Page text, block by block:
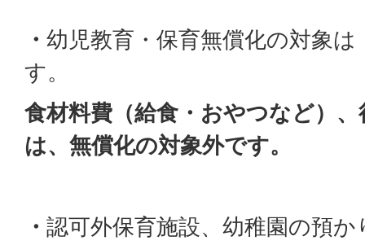
・ 幼児教育・保育無償化の対象
す。
食材料費（給食・おやつなど）
は、無償化の対象外です。
・ 認可外保育施設、幼稚園の預